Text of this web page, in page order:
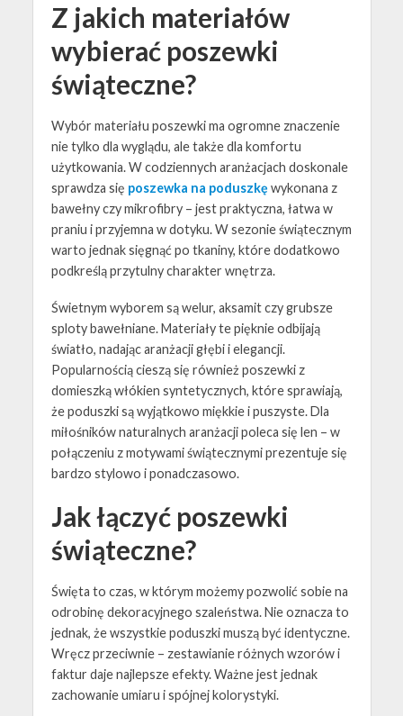
Z jakich materiałów
wybierać poszewki
świąteczne?
Wybór materiału poszewki ma ogromne znaczenie
nie tylko dla wyglądu, ale także dla komfortu
użytkowania. W codziennych aranżacjach doskonale
sprawdza się poszewka na poduszkę wykonana z
bawełny czy mikrofibry – jest praktyczna, łatwa w
praniu i przyjemna w dotyku. W sezonie świątecznym
warto jednak sięgnąć po tkaniny, które dodatkowo
podkreślą przytulny charakter wnętrza.
Świetnym wyborem są welur, aksamit czy grubsze
sploty bawełniane. Materiały te pięknie odbijają
światło, nadając aranżacji głębi i elegancji.
Popularnością cieszą się również poszewki z
domieszką włókien syntetycznych, które sprawiają,
że poduszki są wyjątkowo miękkie i puszyste. Dla
miłośników naturalnych aranżacji poleca się len – w
połączeniu z motywami świątecznymi prezentuje się
bardzo stylowo i ponadczasowo.
Jak łączyć poszewki
świąteczne?
Święta to czas, w którym możemy pozwolić sobie na
odrobinę dekoracyjnego szaleństwa. Nie oznacza to
jednak, że wszystkie poduszki muszą być identyczne.
Wręcz przeciwnie – zestawianie różnych wzorów i
faktur daje najlepsze efekty. Ważne jest jednak
zachowanie umiaru i spójnej kolorystyki.